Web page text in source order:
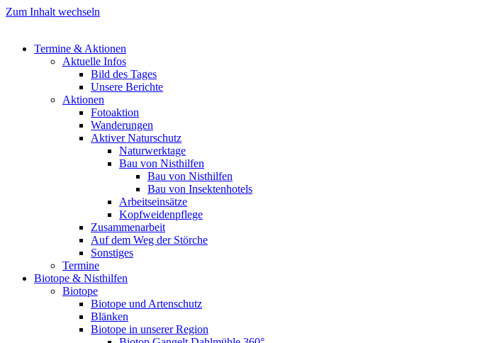
Zum Inhalt wechseln
Termine & Aktionen
Aktuelle Infos
Bild des Tages
Unsere Berichte
Aktionen
Fotoaktion
Wanderungen
Aktiver Naturschutz
Naturwerktage
Bau von Nisthilfen
Bau von Nisthilfen
Bau von Insektenhotels
Arbeitseinsätze
Kopfweidenpflege
Zusammenarbeit
Auf dem Weg der Störche
Sonstiges
Termine
Biotope & Nisthilfen
Biotope
Biotope und Artenschutz
Blänken
Biotope in unserer Region